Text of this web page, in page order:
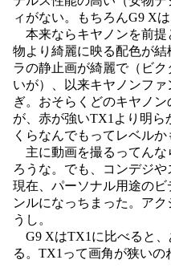
ィがない。もちろんG9 X
本来ならキヤノンを前提
物より綺麗に映る配色が
ラの静止画が綺麗で（ビ
いが）、以来キヤノンフ
ぎ。おそらくどのキヤノ
が、赤が強いTX1より明ら
くらなんでもってレベルか
主に動画を撮るってんな
ろうな。でも、コンデジ
現在、パーソナル用途の
ンルになっちまった。ア
うし。
G9 XはTX1に比べると、
る。TX1って画角が狭いの